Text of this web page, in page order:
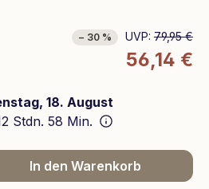
− 30 % UVP: 79,95 €
56,14 €
18. August
Stdn. 58 Min.
Gib den gewünschten
In den Warenkorb